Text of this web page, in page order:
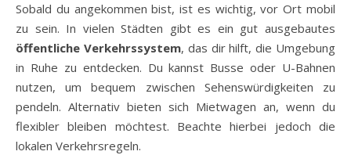
Sobald du angekommen bist, ist es wichtig, vor Ort mobil
zu sein. In vielen Städten gibt es ein gut ausgebautes
öffentliche Verkehrssystem, das dir hilft, die Umgebung
in Ruhe zu entdecken. Du kannst Busse oder U-Bahnen
nutzen, um bequem zwischen Sehenswürdigkeiten zu
pendeln. Alternativ bieten sich Mietwagen an, wenn du
flexibler bleiben möchtest. Beachte hierbei jedoch die
lokalen Verkehrsregeln.